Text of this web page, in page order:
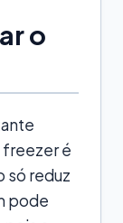
o
é
só reduz
pode